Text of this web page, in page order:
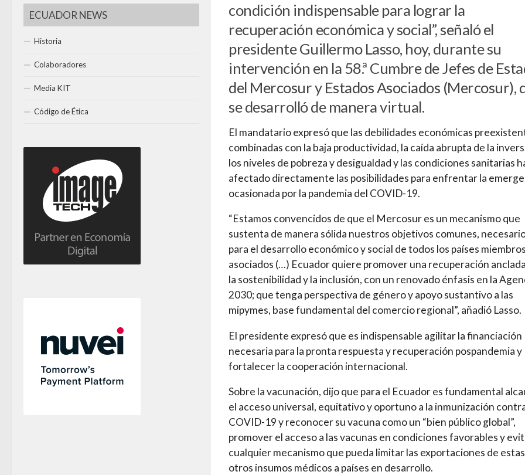
condición indispensable para lograr la
recuperación económica y social”, señaló el
presidente Guillermo Lasso, hoy, durante su
intervención en la 58.ª Cumbre de Jefes de
del Mercosur y Estados Asociados (Mercosur),
se desarrolló de manera virtual.
El mandatario expresó que las debilidades económicas
combinadas con la baja productividad, la caída abrupta de la
los niveles de pobreza y desigualdad y las condiciones sanitarias
afectado directamente las posibilidades para enfrentar la
ocasionada por la pandemia del COVID-19.
“Estamos convencidos de que el Mercosur es un mecanismo que
sustenta de manera sólida nuestros objetivos comunes,
para el desarrollo económico y social de todos los países
asociados (…) Ecuador quiere promover una recuperación
la sostenibilidad y la inclusión, con un renovado énfasis en la
2030; que tenga perspectiva de género y apoyo sustantivo a las
mipymes, base fundamental del comercio regional”, añadió Lasso.
El presidente expresó que es indispensable agilitar la financiación
necesaria para la pronta respuesta y recuperación pospandemia y
fortalecer la cooperación internacional.
Sobre la vacunación, dijo que para el Ecuador es fundamental
el acceso universal, equitativo y oportuno a la inmunización
COVID-19 y reconocer su vacuna como un “bien público global”,
promover el acceso a las vacunas en condiciones favorables y
cualquier mecanismo que pueda limitar las exportaciones de
otros insumos médicos a países en desarrollo.
ECUADOR NEWS
Historia
Colaboradores
Media KIT
Código de Ética